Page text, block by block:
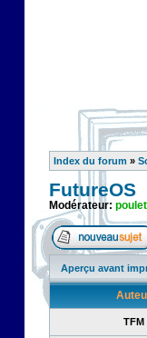
Index du forum »
FutureOS
Modérateur:
Aperçu avant
TFM